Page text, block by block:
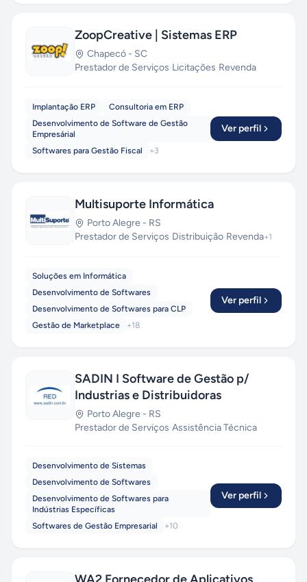
ZoopCreative | Sistemas ERP
Chapecó - SC
Prestador de Serviços·Licitações·Revenda
Implantação ERP
Consultoria em ERP
Desenvolvimento de Software de Gestão
Empresárial
Softwares para Gestão Fiscal
+3
Ver perfil
Multisuporte Informática
Porto Alegre - RS
Prestador de Serviços·Distribuição·Revenda+1
Soluções em Informática
Desenvolvimento de Softwares
Desenvolvimento de Softwares para CLP
Gestão de Marketplace
+18
Ver perfil
SADIN I Software de Gestão p/
Industrias e Distribuidoras
Porto Alegre - RS
Prestador de Serviços·Assistência Técnica
Desenvolvimento de Sistemas
Desenvolvimento de Softwares
Desenvolvimento de Softwares para
Indústrias Específicas
Softwares de Gestão Empresarial
+10
Ver perfil